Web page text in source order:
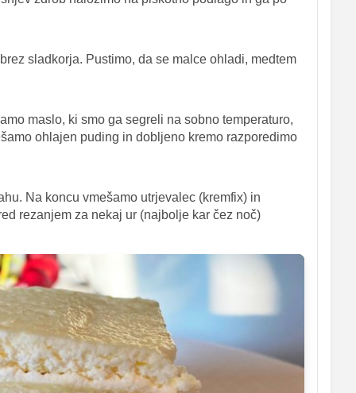
sladkorja. Pustimo, da se malce ohladi, medtem
maslo, ki smo ga segreli na sobno temperaturo,
ohlajen puding in dobljeno kremo razporedimo
Na koncu vmešamo utrjevalec (kremfix) in
rezanjem za nekaj ur (najbolje kar čez noč)